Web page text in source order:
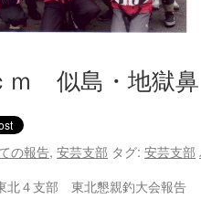
ｍ 似島・地獄
の報告, 安芸支部 タグ: 安芸支部
４支部 東北懇親釣大会報告